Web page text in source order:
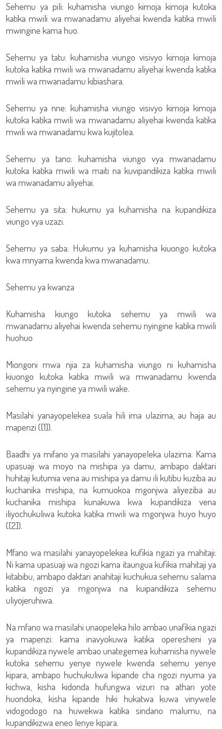
Sehemu ya pili: kuhamisha viungo kimoja kimoja kutoka
katika mwili wa mwanadamu aliyehai kwenda katika mwili
mwingine kama huo.
Sehemu ya tatu: kuhamisha viungo visivyo kimoja kimoja
kutoka katika mwili wa mwanadamu aliyehai kwenda katika
mwili wa mwanadamu kibiashara.
Sehemu ya nne: kuhamisha viungo visivyo kimoja kimoja
kutoka katika mwili wa mwanadamu aliyehai kwenda katika
mwili wa mwanadamu kwa kujitolea.
Sehemu ya tano: kuhamisha viungo vya mwanadamu
kutoka katika mwili wa maiti na kuvipandikiza katika mwili
wa mwanadamu aliyehai.
Sehemu ya sita: hukumu ya kuhamisha na kupandikiza
viungo vya uzazi.
Sehemu ya saba: Hukumu ya kuhamisha kiuongo kutoka
kwa mnyama kwenda kwa mwanadamu.
Sehemu ya kwanza
Kuhamisha kiungo kutoka sehemu ya mwili wa
mwanadamu aliyehai kwenda sehemu nyingine katika mwili
huohuo
Miongoni mwa njia za kuhamisha viungo ni kuhamisha
kiuongo kutoka katika mwili wa mwanadamu kwenda
sehemu ya nyingine ya mwili wake.
Masilahi yanayopelekea suala hili ima ulazima, au haja au
mapenzi ([1]).
Baadhi ya mifano ya masilahi yanayopeleka ulazima: Kama
upasuaji wa moyo na mishipa ya damu, ambapo daktari
huhitaji kutumia vena au mishipa ya damu ili kutibu kuziba au
kuchanika mishipa, na kumuokoa mgonjwa aliyeziba au
kuchanika mishipa kunakuwa kwa kupandikiza vena
iliyochukuliwa kutoka katika mwili wa mgonjwa huyo huyo
([2]).
Mfano wa masilahi yanayopelekea kufikia ngazi ya mahitaji:
Ni kama upasuaji wa ngozi kama itaungua kufikia mahitaji ya
kitabibu, ambapo daktari anahitaji kuchukua sehemu salama
katika ngozi ya mgonjwa na kuipandikiza sehemu
uliyojeruhiwa.
Na mfano wa masilahi unaopeleka hilo ambao unafikia ngazi
ya mapenzi: kama inavyokuwa katika operesheni ya
kupandikiza nywele ambao unategemea kuhamisha nywele
kutoka sehemu yenye nywele kwenda sehemu yenye
kipara, ambapo huchukuliwa kipande cha ngozi nyuma ya
kichwa, kisha kidonda hufungwa vizuri na athari yote
huondoka, kisha kipande hiki hukatwa kuwa vinywele
vidogodogo na huwekwa katika sindano malumu, na
kupandikizwa eneo lenye kipara.